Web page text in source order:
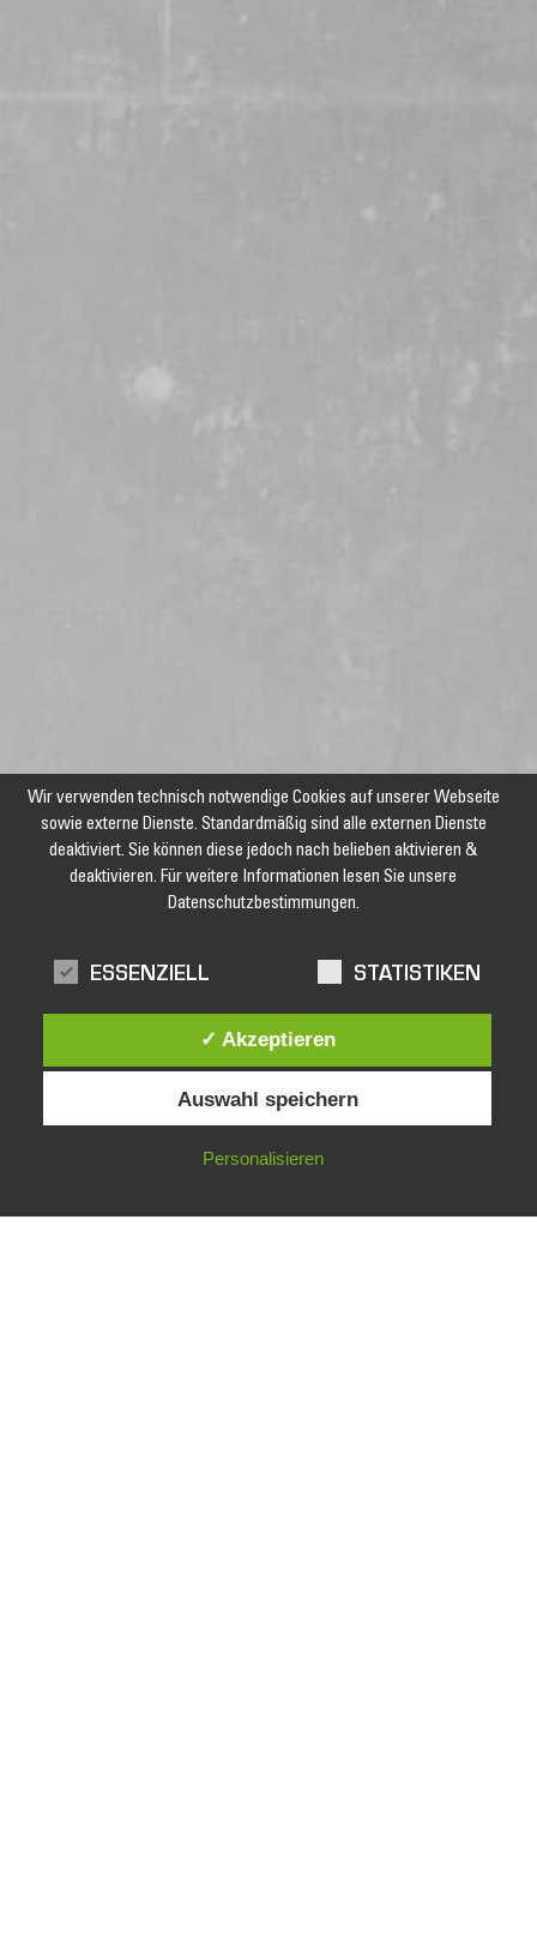
Aktionen mehr verpassen!
facebook
Wir verwenden technisch notwendige Cookies auf unserer Webseite
sowie externe Dienste. Standardmäßig sind alle externen Dienste
deaktiviert. Sie können diese jedoch nach belieben aktivieren &
deaktivieren. Für weitere Informationen lesen Sie unsere
Datenschutzbestimmungen.
ESSENZIELL STATISTIKEN
✓ Akzeptieren
Auswahl speichern
Personalisieren